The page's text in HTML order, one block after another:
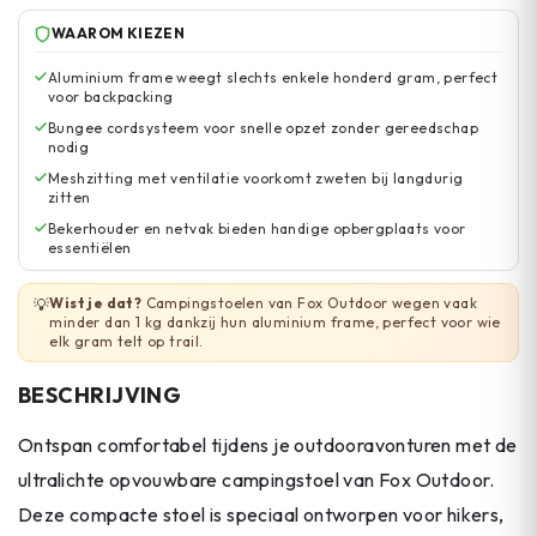
WAAROM KIEZEN
Aluminium frame weegt slechts enkele honderd gram, perfect
voor backpacking
Bungee cordsysteem voor snelle opzet zonder gereedschap
nodig
Meshzitting met ventilatie voorkomt zweten bij langdurig
zitten
Bekerhouder en netvak bieden handige opbergplaats voor
essentiëlen
💡Wist je dat? Campingstoelen van Fox Outdoor wegen vaak
minder dan 1 kg dankzij hun aluminium frame, perfect voor wie
elk gram telt op trail.
BESCHRIJVING
Ontspan comfortabel tijdens je outdooravonturen met de
ultralichte opvouwbare campingstoel van Fox Outdoor.
Deze compacte stoel is speciaal ontworpen voor hikers,